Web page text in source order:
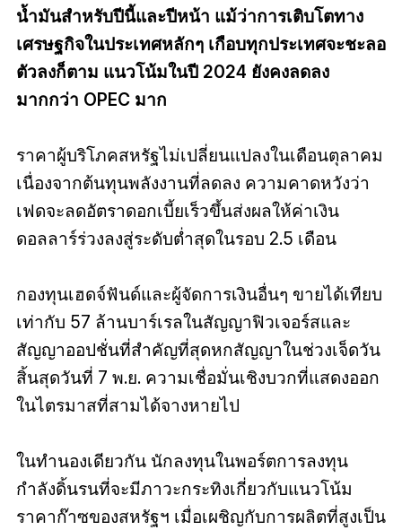
น้ำมันสำหรับปีนี้และปีหน้า แม้ว่าการเติบโตทาง
เศรษฐกิจในประเทศหลักๆ เกือบทุกประเทศจะชะลอ
ตัวลงก็ตาม แนวโน้มในปี 2024 ยังคงลดลง
มากกว่า OPEC มาก
ราคาผู้บริโภคสหรัฐไม่เปลี่ยนแปลงในเดือนตุลาคม
เนื่องจากต้นทุนพลังงานที่ลดลง ความคาดหวังว่า
เฟดจะลดอัตราดอกเบี้ยเร็วขึ้นส่งผลให้ค่าเงิน
ดอลลาร์ร่วงลงสู่ระดับต่ำสุดในรอบ 2.5 เดือน
กองทุนเฮดจ์ฟันด์และผู้จัดการเงินอื่นๆ ขายได้เทียบ
เท่ากับ 57 ล้านบาร์เรลในสัญญาฟิวเจอร์สและ
สัญญาออปชั่นที่สำคัญที่สุดหกสัญญาในช่วงเจ็ดวัน
สิ้นสุดวันที่ 7 พ.ย. ความเชื่อมั่นเชิงบวกที่แสดงออก
ในไตรมาสที่สามได้จางหายไป
ในทำนองเดียวกัน นักลงทุนในพอร์ตการลงทุน
กำลังดิ้นรนที่จะมีภาวะกระทิงเกี่ยวกับแนวโน้ม
ราคาก๊าซของสหรัฐฯ เมื่อเผชิญกับการผลิตที่สูงเป็น